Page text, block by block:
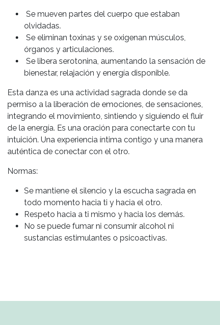
Se mueven partes del cuerpo que estaban
olvidadas.
Se eliminan toxinas y se oxigenan músculos,
órganos y articulaciones.
Se libera serotonina, aumentando la sensación de
bienestar, relajación y energía disponible.
Esta danza es una actividad sagrada donde se da
permiso a la liberación de emociones, de sensaciones,
integrando el movimiento, sintiendo y siguiendo el fluir
de la energía. Es una oración para conectarte con tu
intuición. Una experiencia íntima contigo y una manera
auténtica de conectar con el otro.
Normas:
Se mantiene el silencio y la escucha sagrada en
todo momento hacia ti y hacia el otro.
Respeto hacia a ti mismo y hacia los demás.
No se puede fumar ni consumir alcohol ni
sustancias estimulantes o psicoactivas.